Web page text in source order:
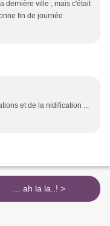
dernière ville , mais c'était
fin de journée
et de la nidification ...
... ah la la..! >